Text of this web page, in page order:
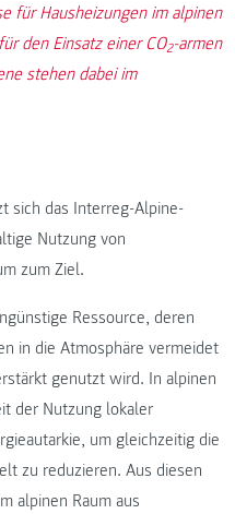
für Hausheizungen im alpinen
den Einsatz einer CO2-armen
stehen dabei im
sich das Interreg-Alpine-
Nutzung von
zum Ziel.
Ressource, deren
in die Atmosphäre vermeidet
genutzt wird. In alpinen
der Nutzung lokaler
um gleichzeitig die
zu reduzieren. Aus diesen
alpinen Raum aus